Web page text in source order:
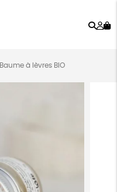
Baume à lèvres BIO